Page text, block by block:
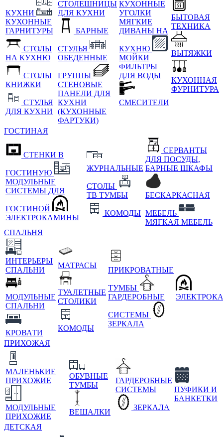
КУХНИ
КУХОННЫЕ
ГАРНИТУРЫ
СТОЛЫ
НА КУХНЮ
СТОЛЫ
КНИЖКИ
СТУЛЬЯ
ДЛЯ КУХНИ
СТОЛЕШНИЦЫ
ДЛЯ КУХНИ
БАРНЫЕ
СТУЛЬЯ
ОБЕДЕННЫЕ
ГРУППЫ
СТЕНОВЫЕ
ПАНЕЛИ ДЛЯ
КУХНИ
(КУХОННЫЕ
ФАРТУКИ)
КУХОННЫЕ
УГОЛКИ
МЯГКИЕ
ДИВАНЫ НА
КУХНЮ
МОЙКИ
ФИЛЬТРЫ
ДЛЯ ВОДЫ
СМЕСИТЕЛИ
БЫТОВАЯ
ТЕХНИКА
ВЫТЯЖКИ
КУХОННАЯ
ФУРНИТУРА
ГОСТИНАЯ
СТЕНКИ В
ГОСТИНУЮ
МОДУЛЬНЫЕ
СИСТЕМЫ ДЛЯ
ГОСТИНОЙ
ЭЛЕКТРОКАМИНЫ
ЖУРНАЛЬНЫЕ
СТОЛЫ
ТВ ТУМБЫ
КОМОДЫ
СЕРВАНТЫ
ДЛЯ ПОСУДЫ,
БАРНЫЕ ШКАФЫ
БЕСКАРКАСНАЯ
МЕБЕЛЬ
МЯГКАЯ МЕБЕЛЬ
СПАЛЬНЯ
ИНТЕРЬЕРЫ
СПАЛЬНИ
МОДУЛЬНЫЕ
СПАЛЬНИ
КРОВАТИ
МАТРАСЫ
ТУАЛЕТНЫЕ
СТОЛИКИ
КОМОДЫ
ПРИКРОВАТНЫЕ
ТУМБЫ
ГАРДЕРОБНЫЕ
СИСТЕМЫ
ЗЕРКАЛА
ПРИХОЖАЯ
МАЛЕНЬКИЕ
ПРИХОЖИЕ
МОДУЛЬНЫЕ
ПРИХОЖИЕ
ОБУВНЫЕ
ТУМБЫ
ВЕШАЛКИ
ГАРДЕРОБНЫЕ
СИСТЕМЫ
ЗЕРКАЛА
ПУФИКИ И
БАНКЕТКИ
ДЕТСКАЯ